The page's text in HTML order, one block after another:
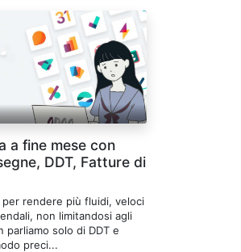
a fine mese con
DDT, Fatture di
rendere più fluidi, veloci
non limitandosi agli
parliamo solo di DDT e
preci...